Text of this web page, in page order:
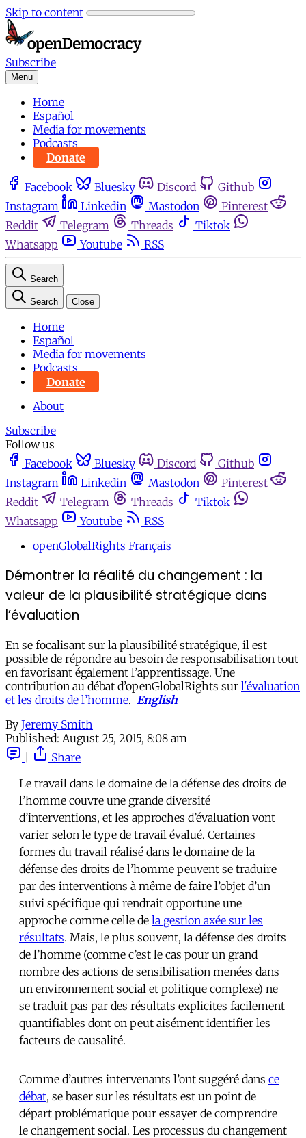
Skip to content
Subscribe
Menu
Home
Español
Media for movements
Podcasts
Donate
Facebook Bluesky Discord
Github
Instagram
Linkedin Mastodon
Pinterest
Reddit
Telegram Threads
Tiktok
Whatsapp
Youtube RSS
Search
Search Close
Home
Español
Media for movements
Podcasts
Donate
About
Subscribe
Follow us
Facebook
Bluesky Discord
Github
Instagram
Linkedin Mastodon
Pinterest
Reddit
Telegram Threads
Tiktok
Whatsapp
Youtube
RSS
openGlobalRights Français
Démontrer la réalité du changement : la
valeur de la plausibilité stratégique dans
l’évaluation
En se focalisant sur la plausibilité stratégique, il est
possible de répondre au besoin de responsabilisation tout
en favorisant également l’apprentissage. Une
contribution au débat d’openGlobalRights sur l'évaluation
et les droits de l’homme. English
By Jeremy Smith
Published: August 25, 2015, 8:08 am
Share
Le travail dans le domaine de la défense des droits de
l’homme couvre une grande diversité
d’interventions, et les approches d’évaluation vont
varier selon le type de travail évalué. Certaines
formes du travail réalisé dans le domaine de la
défense des droits de l’homme peuvent se traduire
par des interventions à même de faire l’objet d’un
suivi spécifique qui rendrait opportune une
approche comme celle de la gestion axée sur les
résultats. Mais, le plus souvent, la défense des droits
de l’homme (comme c’est le cas pour un grand
nombre des actions de sensibilisation menées dans
un environnement social et politique complexe) ne
se traduit pas par des résultats explicites facilement
quantifiables dont on peut aisément identifier les
facteurs de causalité.
Comme d’autres intervenants l’ont suggéré dans ce
débat, se baser sur les résultats est un point de
départ problématique pour essayer de comprendre
le changement social. Les processus du changement